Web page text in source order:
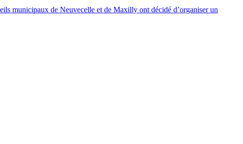
municipaux de Neuvecelle et de Maxilly ont décidé d’organiser un